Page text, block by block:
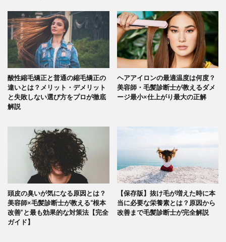
酸性縮毛矯正と普通の縮毛矯正の
違いとは？メリット・デメリット
と失敗しない選び方をプロが徹底
解説
ヘアアイロンの最適温度は何度？
美容師・毛髪診断士が教えるダメ
ージ最小×仕上がり最大の正解
頭皮の臭いが気になる原因とは？
美容師×毛髪診断士が教える“根本
改善”と最も効果的な対策法【完全
ガイド】
【保存版】抜け毛が増えた時に本
当に必要な栄養素とは？原因から
改善まで毛髪診断士が完全解説